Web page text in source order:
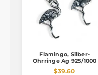
Flamingo, Silber-
Ohrringe Ag 925/1000
$39.60